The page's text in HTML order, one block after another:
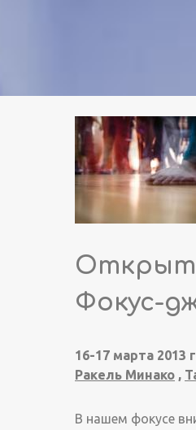
Фокус-
16-17 марта 2013
Ракель Минако ,
В нашем фокусе